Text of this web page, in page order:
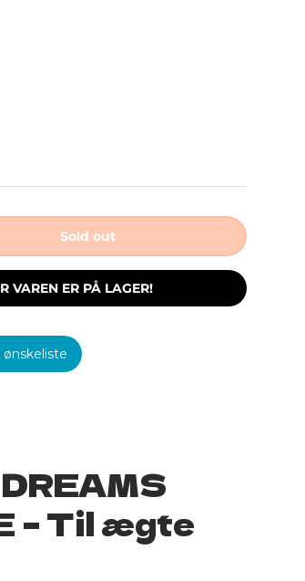
Sold out
VAREN ER PÅ LAGER!
ønskeliste
– Til ægte